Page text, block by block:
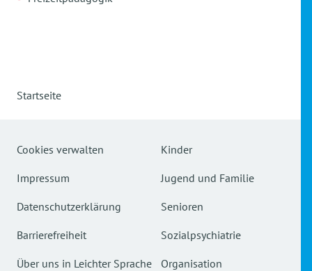
Startseite
Cookies verwalten
Impressum
Datenschutzerklärung
Barrierefreiheit
Über uns in Leichter Sprache
Kinder
Jugend und Familie
Senioren
Sozialpsychiatrie
Organisation